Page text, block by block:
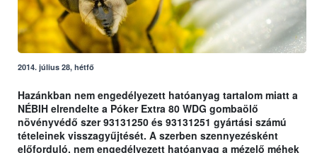
2014. július 28, hétfő
Hazánkban nem engedélyezett hatóanyag tartalom miatt a
NÉBIH elrendelte a Póker Extra 80 WDG gombaölő
növényvédő szer 93131250 és 93131251 gyártási számú
tételeinek visszagyűjtését. A szerben szennyezésként
előforduló, nem engedélyezett hatóanyag a mézelő méhek